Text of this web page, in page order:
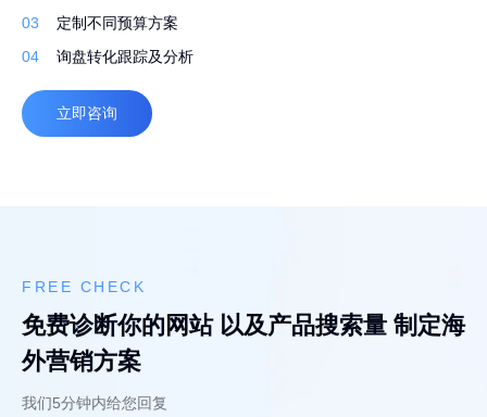
03
定制化设计，打造独特品牌
04
自适应，多语言
立即咨询
03
定制不同预算方案
04
询盘转化跟踪及分析
立即咨询
03
撰写原创文案 定期更新
04
高质量外链
立即咨询
FREE CHECK
免费诊断你的网站 以及产品搜索量 制定海
外营销方案
我们5分钟内给您回复